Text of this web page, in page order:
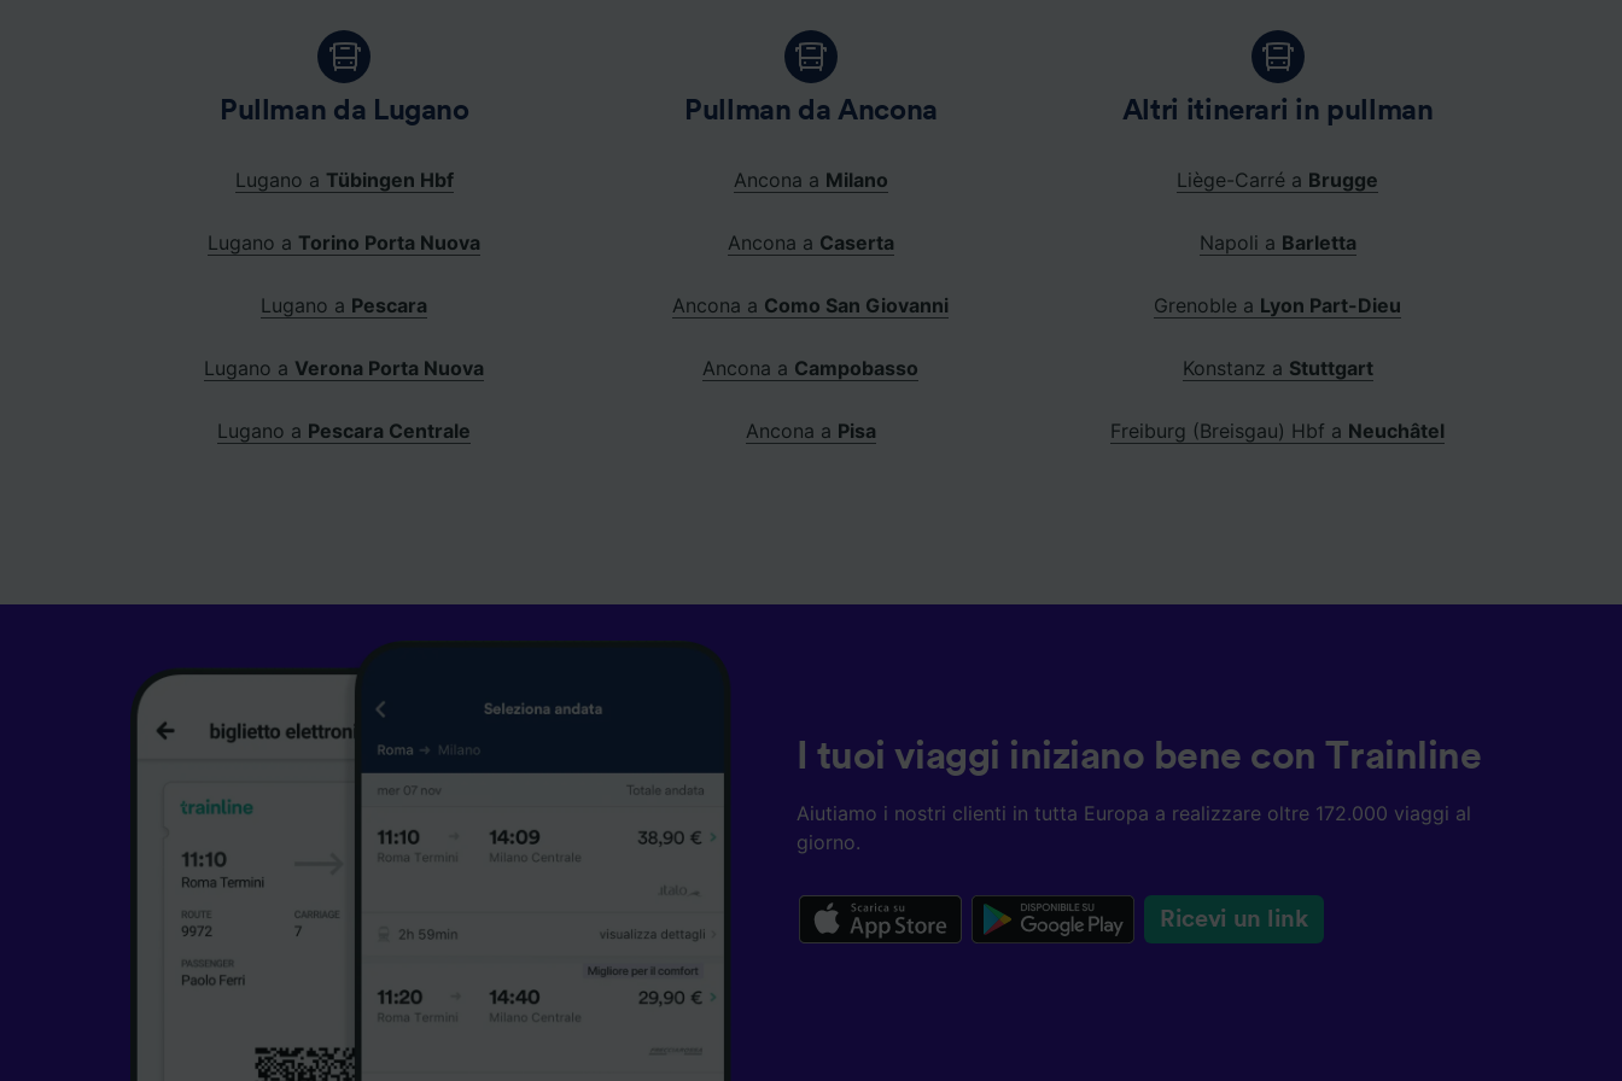
Pullman da Lugano
Lugano a Tübingen Hbf
Lugano a Torino Porta Nuova
Lugano a Pescara
Lugano a Verona Porta Nuova
Lugano a Pescara Centrale
Pullman da Ancona
Ancona a Milano
Ancona a Caserta
Ancona a Como San Giovanni
Ancona a Campobasso
Ancona a Pisa
Altri itinerari in pullman
Liège-Carré a Brugge
Napoli a Barletta
Grenoble a Lyon Part-Dieu
Konstanz a Stuttgart
Freiburg (Breisgau) Hbf a Neuchâtel
I tuoi viaggi iniziano bene con Trainline
Aiutiamo i nostri clienti in tutta Europa a realizzare oltre 172.000 viaggi al
giorno.
Ricevi un link